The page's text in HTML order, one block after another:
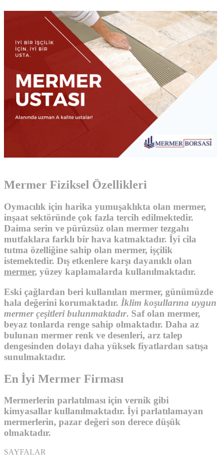
Mermer Fiziksel Özellikleri
Oymacılık için harika yumuşaklıkta olan mermer,
inşaat sektöründe çok fazla tercih edilmektedir.
Daima serin ve pürüzsüz olan mermer tezgahı
mutfaklara farklı bir hava katmaktadır. İyi cila
tutma özelliğine sahip olan mermer, işçilik
istemektedir. Dış etkenlere karşı dayanıklı olan
mermer, yüzey kaplamalarda kullanılmaktadır.
Eski çağlardan beri kullanılan mermer, günümüzde
hala değerini korumaktadır. İklim koşullarına uygun
mermer çeşitleri bulunmaktadır. Saf olan mermer,
beyaz tonlarda renge sahip olmaktadır. Daha az
bulunan mermer renk ve desenleri, arz talep
dengesinden dolayı daha yüksek fiyatlardan satışa
sunulmaktadır.
En İyi Mermer Firması
Mermerlerin parlatılması için vernik gibi
kimyasallar kullanılmaktadır. İyi parlatılamayan
mermerlerin, pazar değeri son derece düşük
olmaktadır.
SAYFALAR